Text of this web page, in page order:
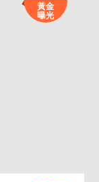
黃金
曝光